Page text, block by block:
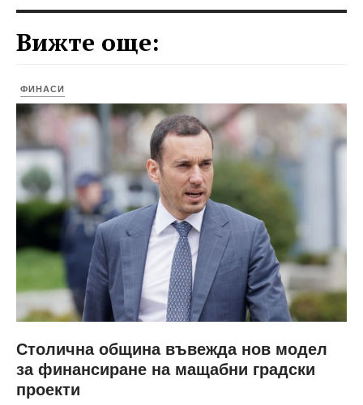
Вижте още:
ФИНАСИ
Столична община въвежда нов модел
за финансиране на мащабни градски
проекти